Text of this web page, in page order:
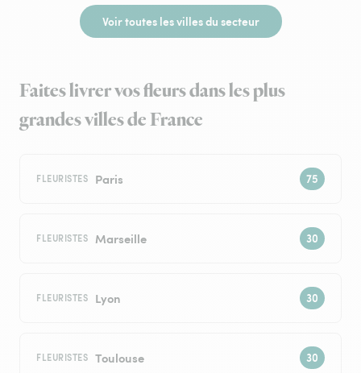
Voir toutes les villes du secteur
Faites livrer vos fleurs dans les plus
grandes villes de France
FLEURISTES Paris
FLEURISTES Marseille
FLEURISTES Lyon
FLEURISTES Toulouse